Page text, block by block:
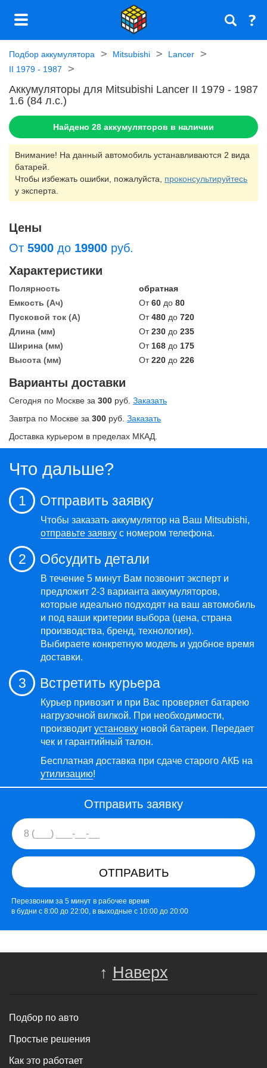
Подбор аккумулятора Mitsubishi
Lancer
II 1979 - 1987
Аккумуляторы для Mitsubishi Lancer II 1979 - 1987
1.6 (84 л.с.)
Найдено 28 аккумуляторов в наличии
Внимание! На данный автомобиль устанавливаются 2 вида
батарей.
Чтобы избежать ошибки, пожалуйста, проконсультируйтесь
у эксперта.
Цены
От 5900 до 19900 руб.
Характеристики
Полярность
обратная
Емкость (Ач)
От60 до 80
Пусковой ток (А)
От480 до 720
Длина (мм)
От230 до 235
Ширина (мм)
От 168 до 175
Высота (мм)
От220 до 226
Варианты доставки
Сегодня по Москве за 300 руб. Заказать
Завтра по Москве за 300 руб. Заказать
Доставка курьером в пределах МКАД.
Что дальше?
1 Отправить заявку
Чтобы заказать аккумулятор на Ваш Mitsubishi,
отправьте заявку с номером телефона.
2 Обсудить детали
В течение 5 минут Вам позвонит эксперт и
предложит 2-3 варианта аккумуляторов,
которые идеально подходят на ваш автомобиль
и под ваши критерии выбора (цена, страна
производства, бренд, технология).
Выбираете конкретную модель и удобное время
доставки.
3 Встретить курьера
Курьер привозит и при Вас проверяет батарею
нагрузочной вилкой. При необходимости,
производит установку новой батареи. Передает
чек и гарантийный талон.
Бесплатная доставка при сдаче старого АКБ на
утилизацию!
Отправить заявку
ОТПРАВИТЬ
Перезвоним за 5 минут в рабочее время
в будни с 8:00 до 22:00, в выходные с 10:00 до 20:00
↑ Наверх
Подбор по авто
Простые решения
Как это работает